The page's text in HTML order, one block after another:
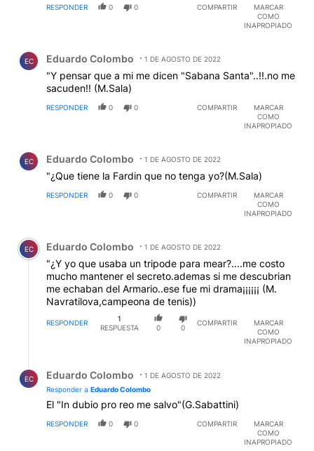
RESPONDER 0 0 COMPARTIR
MARCAR
COMO
INAPROPIADO
EC Eduardo Colombo 1 DE AGOSTO DE 2022
"Y pensar que a mi me dicen "Sabana Santa"..!!.no me
sacuden!! (M.Sala)
RESPONDER 0 0 COMPARTIR
MARCAR
COMO
INAPROPIADO
EC Eduardo Colombo 1 DE AGOSTO DE 2022
"¿Que tiene la Fardin que no tenga yo?(M.Sala)
RESPONDER 0 0 COMPARTIR
MARCAR
COMO
INAPROPIADO
Comentario de Eduardo Colombo.
EC Eduardo Colombo 1 DE AGOSTO DE 2022
"¿Y yo que usaba un tripode para mear?....me costo
mucho mantener el secreto.ademas si me descubrian
me echaban del Armario..ese fue mi drama¡¡¡¡¡¡ (M.
Navratilova,campeona de tenis))
RESPONDER
1
RESPUESTA
0 0
COMPARTIR
MARCAR
COMO
INAPROPIADO
EC Eduardo Colombo
1 DE AGOSTO DE 2022
Responder a Eduardo Colombo
El "In dubio pro reo me salvo"(G.Sabattini)
RESPONDER 0 0 COMPARTIR
MARCAR
COMO
INAPROPIADO